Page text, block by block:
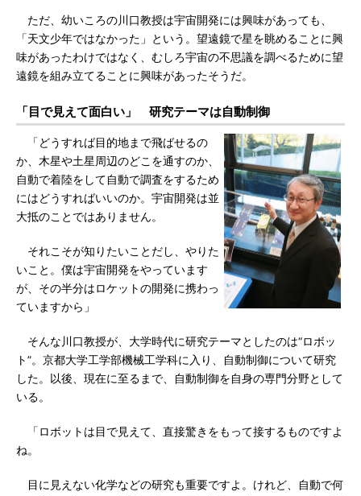
ただ、幼いころの川口教授は宇宙開発には興味があっても、
「天文少年ではなかった」という。望遠鏡で星を眺めることに興
味があったわけではなく、むしろ宇宙の不思議を調べるために望
遠鏡を組み立てることに興味があったそうだ。
「目で見えて面白い」 研究テーマは自動制御
「どうすれば目的地まで飛ばせるの
か、木星や土星周辺のどこを通すのか、
自動で着陸をして自動で調査をするため
にはどうすればいいのか。宇宙開発は並
大抵のことではありません。
それこそが知りたいことだし、やりた
いこと。僕は宇宙開発をやっています
が、その半分はロケットの開発に携わっ
ていますから」
そんな川口教授が、大学時代に研究テーマとしたのは“ロボッ
ト”。京都大学工学部機械工学科に入り、自動制御について研究
した。以後、現在に至るまで、自動制御を自身の専門分野として
いる。
「ロボットは目で見えて、直接驚きをもって接するものですよ
ね。
目に見えない化学などの研究も重要ですよ。けれど、自動で何